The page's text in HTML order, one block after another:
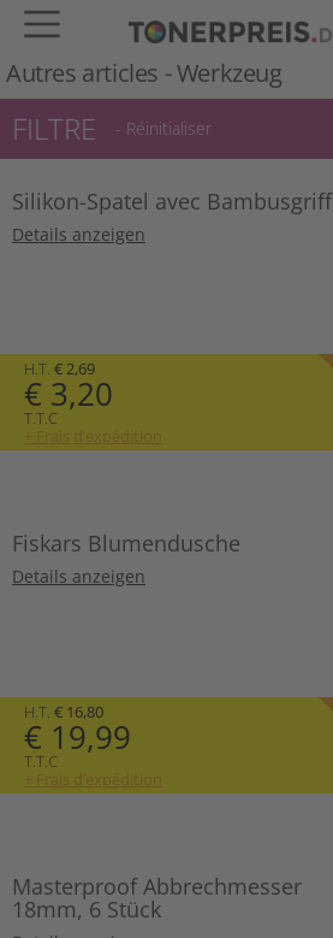
Autres articles -Werkzeug
FILTRE - Réinitialiser
Silikon-Spatel avec Bambusgriff
Details anzeigen
H.T. € 2,69
€ 3,20
T.T.C
+ Frais d’expédition
Fiskars Blumendusche
Details anzeigen
H.T. € 16,80
€ 19,99
T.T.C
+ Frais d’expédition
Masterproof Abbrechmesser
18mm, 6 Stück